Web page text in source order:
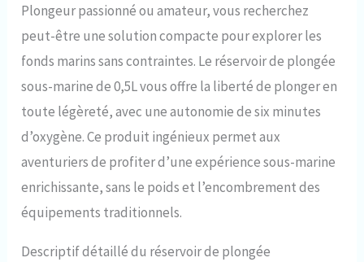
Plongeur passionné ou amateur, vous recherchez
peut-être une solution compacte pour explorer les
fonds marins sans contraintes. Le réservoir de plongée
sous-marine de 0,5L vous offre la liberté de plonger en
toute légèreté, avec une autonomie de six minutes
d’oxygène. Ce produit ingénieux permet aux
aventuriers de profiter d’une expérience sous-marine
enrichissante, sans le poids et l’encombrement des
équipements traditionnels.
Descriptif détaillé du réservoir de plongée